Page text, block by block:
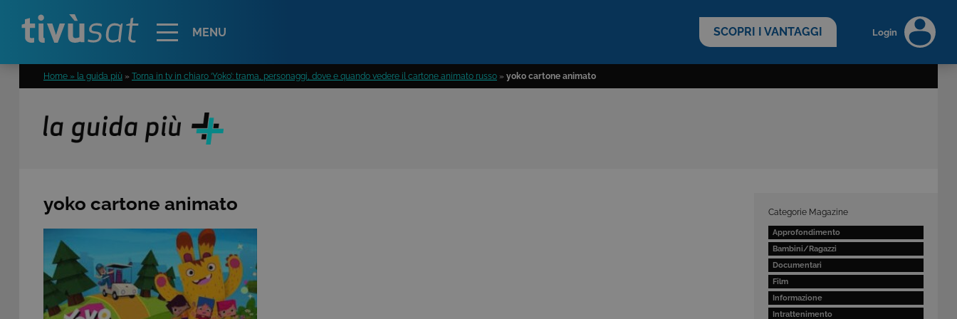
MENU SCOPRI I VANTAGGI Login
Home » la guida più » Torna in tv in chiaro ‘Yoko’: trama, personaggi, dove e quando vedere il cartone animato russo » yoko cartone animato
Categorie Magazine
Approfondimento
Bambini/Ragazzi
Documentari
Film
Informazione
Intrattenimento
yoko cartone animato